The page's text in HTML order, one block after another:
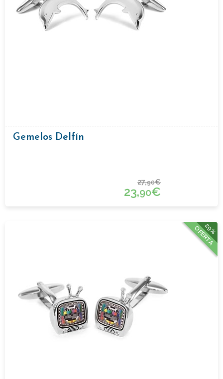
Gemelos Delfín
27,90€
23,90€
29%
OFERTA